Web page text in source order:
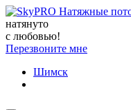
натянуто
с любовью!
Перезвоните мне
Шимск